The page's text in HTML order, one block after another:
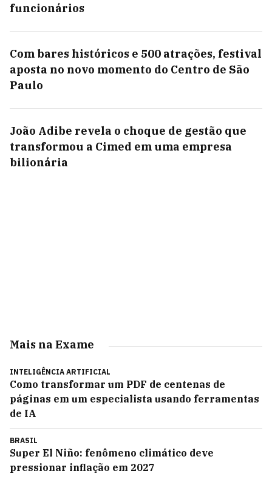
funcionários
Com bares históricos e 500 atrações, festival
aposta no novo momento do Centro de São
Paulo
João Adibe revela o choque de gestão que
transformou a Cimed em uma empresa
bilionária
Mais na Exame
INTELIGÊNCIA ARTIFICIAL
Como transformar um PDF de centenas de
páginas em um especialista usando ferramentas
de IA
BRASIL
Super El Niño: fenômeno climático deve
pressionar inflação em 2027